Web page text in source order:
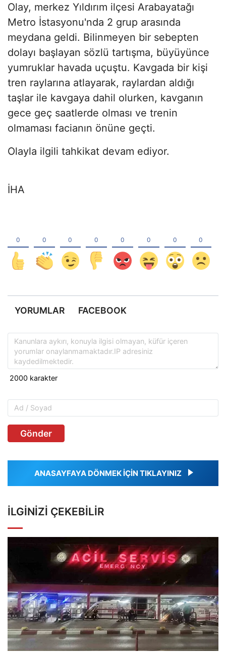
Olay, merkez Yıldırım ilçesi Arabayatağı
Metro İstasyonu'nda 2 grup arasında
meydana geldi. Bilinmeyen bir sebepten
dolayı başlayan sözlü tartışma, büyüyünce
yumruklar havada uçuştu. Kavgada bir kişi
tren raylarına atlayarak, raylardan aldığı
taşlar ile kavgaya dahil olurken, kavganın
gece geç saatlerde olması ve trenin
olmaması facianın önüne geçti.
Olayla ilgili tahkikat devam ediyor.
İHA
YORUMLAR FACEBOOK
Gönder
ANASAYFAYA DÖNMEK İÇİN TIKLAYINIZ
İLGINIZI ÇEKEBILIR